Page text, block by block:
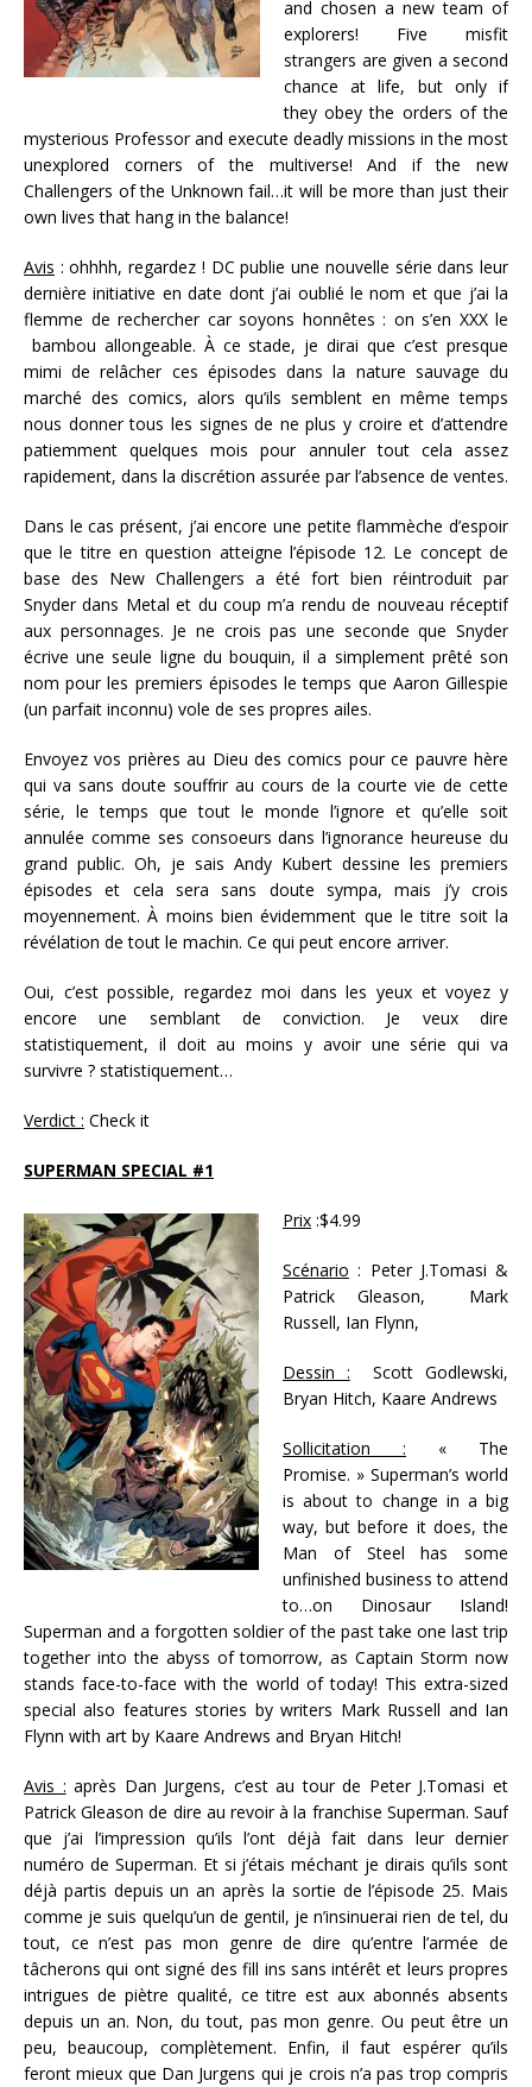
and chosen a new team of
explorers! Five misfit
strangers are given a second
chance at life, but only if
they obey the orders of the
mysterious Professor and execute deadly missions in the most
unexplored corners of the multiverse! And if the new
Challengers of the Unknown fail…it will be more than just their
own lives that hang in the balance!
Avis : ohhhh, regardez ! DC publie une nouvelle série dans leur
dernière initiative en date dont j’ai oublié le nom et que j’ai la
flemme de rechercher car soyons honnêtes : on s’en XXX le
bambou allongeable. À ce stade, je dirai que c’est presque
mimi de relâcher ces épisodes dans la nature sauvage du
marché des comics, alors qu’ils semblent en même temps
nous donner tous les signes de ne plus y croire et d’attendre
patiemment quelques mois pour annuler tout cela assez
rapidement, dans la discrétion assurée par l’absence de ventes.
Dans le cas présent, j’ai encore une petite flammèche d’espoir
que le titre en question atteigne l’épisode 12. Le concept de
base des New Challengers a été fort bien réintroduit par
Snyder dans Metal et du coup m’a rendu de nouveau réceptif
aux personnages. Je ne crois pas une seconde que Snyder
écrive une seule ligne du bouquin, il a simplement prêté son
nom pour les premiers épisodes le temps que Aaron Gillespie
(un parfait inconnu) vole de ses propres ailes.
Envoyez vos prières au Dieu des comics pour ce pauvre hère
qui va sans doute souffrir au cours de la courte vie de cette
série, le temps que tout le monde l’ignore et qu’elle soit
annulée comme ses consoeurs dans l’ignorance heureuse du
grand public. Oh, je sais Andy Kubert dessine les premiers
épisodes et cela sera sans doute sympa, mais j’y crois
moyennement. À moins bien évidemment que le titre soit la
révélation de tout le machin. Ce qui peut encore arriver.
Oui, c’est possible, regardez moi dans les yeux et voyez y
encore une semblant de conviction. Je veux dire
statistiquement, il doit au moins y avoir une série qui va
survivre ? statistiquement…
Verdict : Check it
SUPERMAN SPECIAL #1
Prix :$4.99
Scénario : Peter J.Tomasi &
Patrick Gleason, Mark
Russell, Ian Flynn,
Dessin : Scott Godlewski,
Bryan Hitch, Kaare Andrews
Sollicitation : « The
Promise. » Superman’s world
is about to change in a big
way, but before it does, the
Man of Steel has some
unfinished business to attend
to…on Dinosaur Island!
Superman and a forgotten soldier of the past take one last trip
together into the abyss of tomorrow, as Captain Storm now
stands face-to-face with the world of today! This extra-sized
special also features stories by writers Mark Russell and Ian
Flynn with art by Kaare Andrews and Bryan Hitch!
Avis : après Dan Jurgens, c’est au tour de Peter J.Tomasi et
Patrick Gleason de dire au revoir à la franchise Superman. Sauf
que j’ai l’impression qu’ils l’ont déjà fait dans leur dernier
numéro de Superman. Et si j’étais méchant je dirais qu’ils sont
déjà partis depuis un an après la sortie de l’épisode 25. Mais
comme je suis quelqu’un de gentil, je n’insinuerai rien de tel, du
tout, ce n’est pas mon genre de dire qu’entre l’armée de
tâcherons qui ont signé des fill ins sans intérêt et leurs propres
intrigues de piètre qualité, ce titre est aux abonnés absents
depuis un an. Non, du tout, pas mon genre. Ou peut être un
peu, beaucoup, complètement. Enfin, il faut espérer qu’ils
feront mieux que Dan Jurgens qui je crois n’a pas trop compris